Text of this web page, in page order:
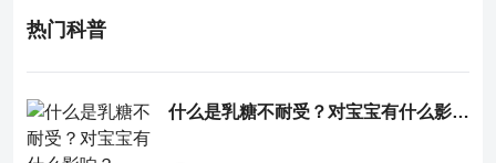
热门科普
什么是乳糖不耐受？对宝宝有什么影响？